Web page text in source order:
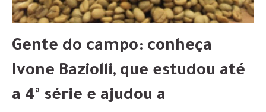
Gente do campo: conheça
Ivone Baziolli, que estudou até
a 4ª série e ajudou a